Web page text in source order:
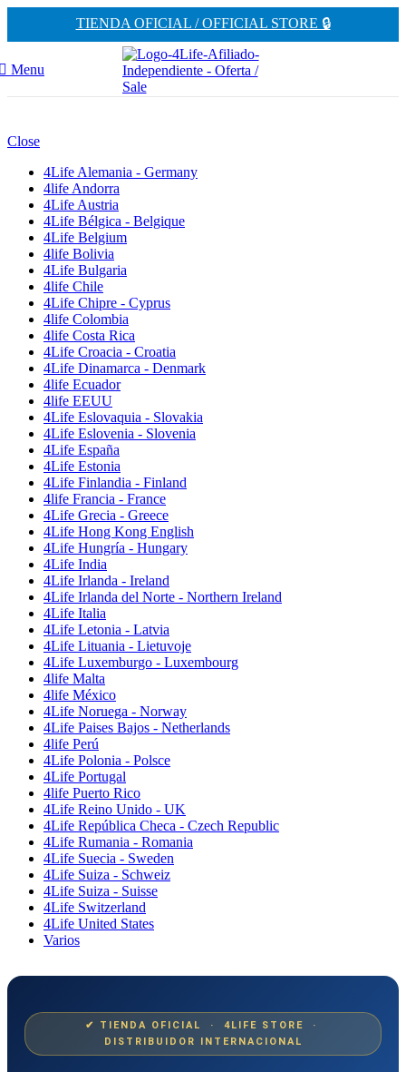
TIENDA OFICIAL / OFFICIAL STORE 🔒
Menu
Close
4Life Alemania - Germany
4life Andorra
4Life Austria
4Life Bélgica - Belgique
4Life Belgium
4life Bolivia
4Life Bulgaria
4life Chile
4Life Chipre - Cyprus
4life Colombia
4life Costa Rica
4Life Croacia - Croatia
4Life Dinamarca - Denmark
4life Ecuador
4life EEUU
4Life Eslovaquia - Slovakia
4Life Eslovenia - Slovenia
4Life España
4Life Estonia
4Life Finlandia - Finland
4life Francia - France
4Life Grecia - Greece
4Life Hong Kong English
4Life Hungría - Hungary
4Life India
4Life Irlanda - Ireland
4Life Irlanda del Norte - Northern Ireland
4Life Italia
4Life Letonia - Latvia
4Life Lituania - Lietuvoje
4Life Luxemburgo - Luxembourg
4life Malta
4life México
4Life Noruega - Norway
4Life Paises Bajos - Netherlands
4life Perú
4Life Polonia - Polsce
4Life Portugal
4life Puerto Rico
4Life Reino Unido - UK
4Life República Checa - Czech Republic
4Life Rumania - Romania
4Life Suecia - Sweden
4Life Suiza - Schweiz
4Life Suiza - Suisse
4Life Switzerland
4Life United States
Varios
✔ TIENDA OFICIAL · 4LIFE STORE ·
DISTRIBUIDOR INTERNACIONAL